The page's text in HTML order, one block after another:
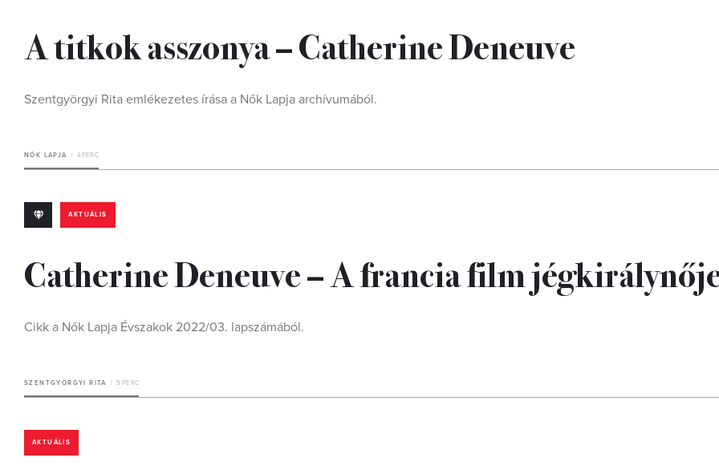
A titkok asszonya – Catherine Deneuve
Szentgyörgyi Rita emlékezetes írása a Nők Lapja archívumából.
NŐK LAPJA 4 PERC
AKTUÁLIS
Catherine Deneuve – A francia film
Cikk a Nők Lapja Évszakok 2022/03. lapszámából.
SZENTGYÖRGYI RITA 5 PERC
AKTUÁLIS